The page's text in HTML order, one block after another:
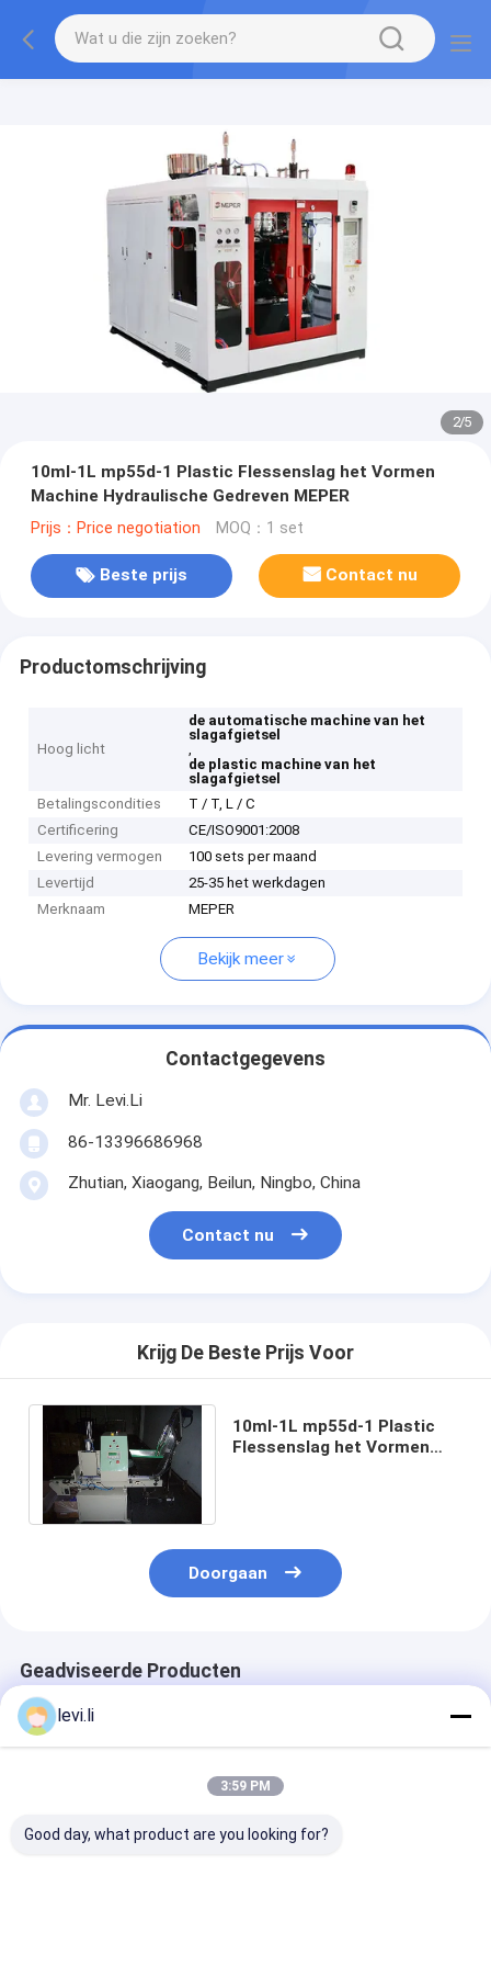
2/5
10ml-1L mp55d-1 Plastic Flessenslag het Vormen
Machine Hydraulische Gedreven MEPER
Prijs：Price negotiation MOQ：1 set
Beste prijs Contact nu
Productomschrijving
Hoog licht
de automatische machine van het
slagafgietsel
,
de plastic machine van het
slagafgietsel
Betalingscondities
T / T, L / C
Certificering
CE/ISO9001:2008
Levering vermogen
100 sets per maand
Levertijd
25-35 het werkdagen
Merknaam
MEPER
Bekijk meer
Contactgegevens
Mr. Levi.Li
86-13396686968
Zhutian, Xiaogang, Beilun, Ningbo, China
Contact nu
Krijg De Beste Prijs Voor
10ml-1L mp55d-1 Plastic
Flessenslag het Vormen
Doorgaan
Geadviseerde Producten
levi.li
3:59 PM
Good day, what product are you looking for?